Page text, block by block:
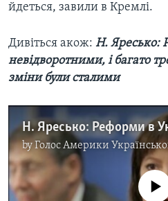
йдеться, завили в Кремлі.
Дивіться акож: Н. Яресько:
невідворотними, і багато
зміни були сталими
byГолос Америки
No media source